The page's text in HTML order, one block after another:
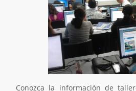
Conozca la información de